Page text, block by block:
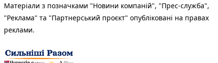
Матеріали з позначками "Новини компаній", "Прес-служба",
"Реклама" та "Партнерський проєкт" опубліковані на правах
реклами.